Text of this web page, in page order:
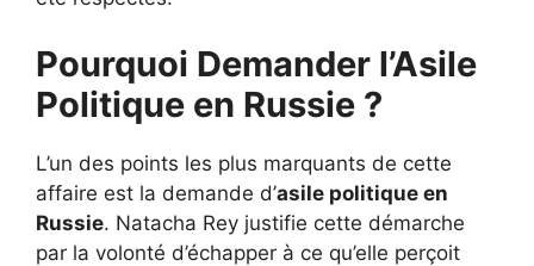
Pourquoi Demander l’Asile
Politique en Russie ?
L’un des points les plus marquants de cette
affaire est la demande d’asile politique en
Russie. Natacha Rey justifie cette démarche
par la volonté d’échapper à ce qu’elle perçoit